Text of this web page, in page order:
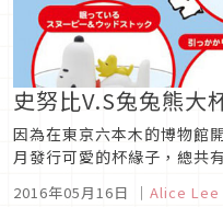
史努比V.S兔兔熊大
因為在東京六本木的博物館
月發行可愛的杯緣子，總共
加上隱藏版一次購齊，應該
2016年05月16日 ｜ Alice Lee